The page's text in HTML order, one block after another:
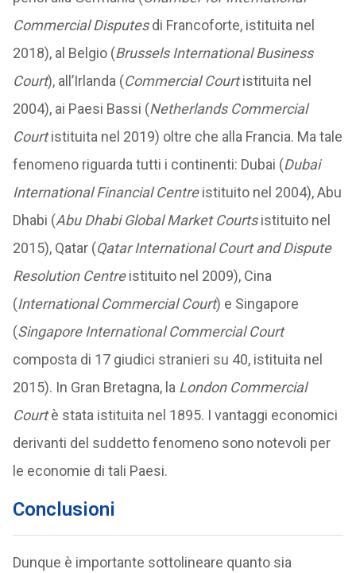
Commercial Disputesdi Francoforte, istituita nel
2018), al Belgio (Brussels International Business
Court), all’Irlanda (Commercial Courtistituita nel
2004), ai Paesi Bassi (Netherlands Commercial
Courtistituita nel 2019) oltre che alla Francia. Ma tale
fenomeno riguarda tutti i continenti: Dubai (Dubai
International Financial Centreistituito nel 2004), Abu
Dhabi (Abu Dhabi Global Market Courtsistituito nel
2015), Qatar (Qatar International Court and Dispute
Resolution Centreistituito nel 2009), Cina
(International Commercial Court) e Singapore
(Singapore International Commercial Court
composta di 17 giudici stranieri su 40, istituita nel
2015). In Gran Bretagna, la London Commercial
Courtè stata istituita nel 1895. I vantaggi economici
derivanti del suddetto fenomeno sono notevoli per
le economie di tali Paesi.
Conclusioni
Dunque è importante sottolineare quanto sia